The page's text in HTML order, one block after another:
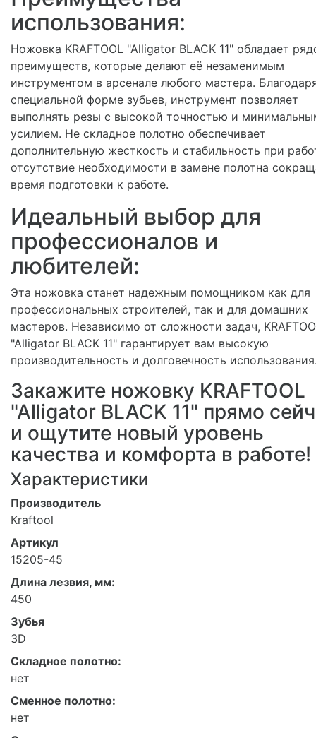
использования:
Ножовка KRAFTOOL "Alligator BLACK 11" обладает
преимуществ, которые делают её незаменимым
инструментом в арсенале любого мастера.
специальной форме зубьев, инструмент позволяет
выполнять резы с высокой точностью и
усилием. Не складное полотно обеспечивает
дополнительную жесткость и стабильность при
отсутствие необходимости в замене полотна
время подготовки к работе.
Идеальный выбор для
профессионалов и
любителей:
Эта ножовка станет надежным помощником как для
профессиональных строителей, так и для домашних
мастеров. Независимо от сложности задач,
"Alligator BLACK 11" гарантирует вам высокую
производительность и долговечность
Закажите ножовку KRAFTOOL
"Alligator BLACK 11" прямо
и ощутите новый уровень
качества и комфорта в работе!
Характеристики
Производитель
Kraftool
Артикул
15205-45
Длина лезвия, мм:
450
Зубья
3D
Складное полотно:
нет
Сменное полотно:
нет